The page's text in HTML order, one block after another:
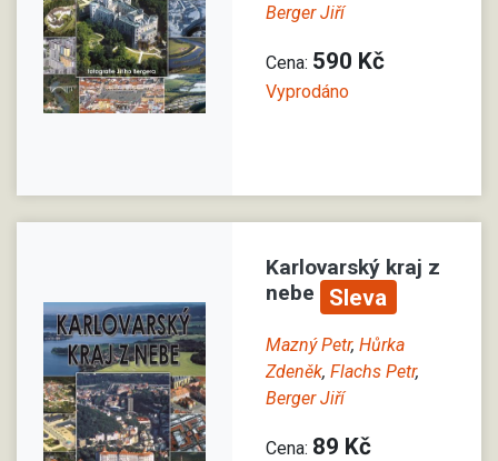
Berger Jiří
Cena: 590 Kč
Vyprodáno
Karlovarský kraj z
nebe
Sleva
Mazný Petr, Hůrka
Zdeněk, Flachs Petr,
Berger Jiří
Cena: 89 Kč